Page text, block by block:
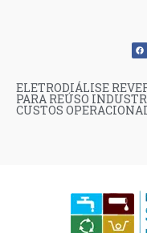
ELETRODIÁLISE
PARA REÚSO
CUSTOS